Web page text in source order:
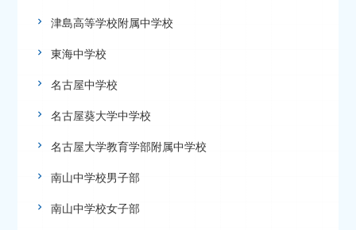
津島高等学校附属中学校
東海中学校
名古屋中学校
名古屋葵大学中学校
名古屋大学教育学部附属中学校
南山中学校男子部
南山中学校女子部